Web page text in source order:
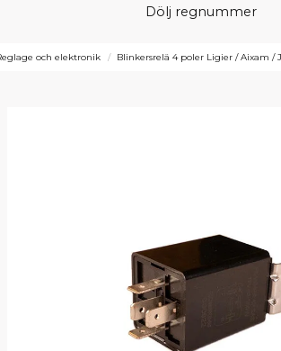
Dölj regnummer
och elektronik Blinkersrelä 4 poler Ligier / Aixam /